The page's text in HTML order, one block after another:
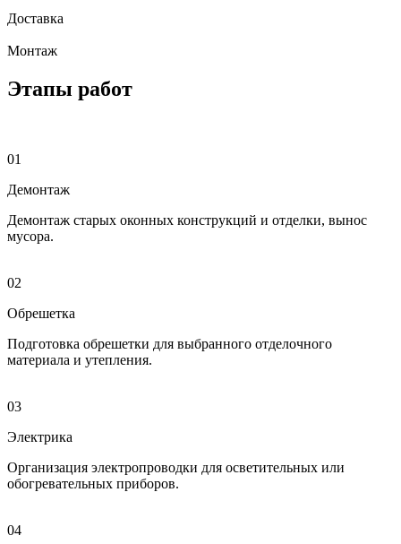
Доставка
Монтаж
Этапы работ
01
Демонтаж
Демонтаж старых оконных конструкций и отделки, вынос
мусора.
02
Обрешетка
Подготовка обрешетки для выбранного отделочного
материала и утепления.
03
Электрика
Организация электропроводки для осветительных или
обогревательных приборов.
04